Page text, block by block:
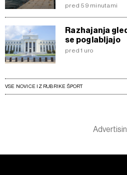
pred 59 minutami
Razhajanja
se poglabljajo
pred 1 uro
VSE NOVICE IZ RUBRIKE ŠPORT